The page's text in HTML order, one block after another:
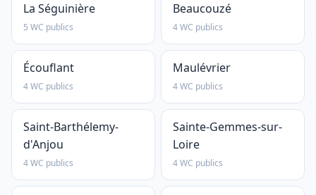
La Séguinière
5 WC publics
Beaucouzé
4 WC publics
Écouflant
4 WC publics
Maulévrier
4 WC publics
Saint-Barthélemy-
d'Anjou
4 WC publics
Sainte-Gemmes-sur-
Loire
4 WC publics